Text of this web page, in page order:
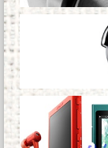
【朗報】
Powered by